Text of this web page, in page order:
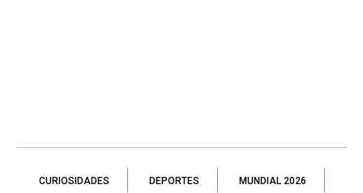
CURIOSIDADES DEPORTES MUNDIAL 2026